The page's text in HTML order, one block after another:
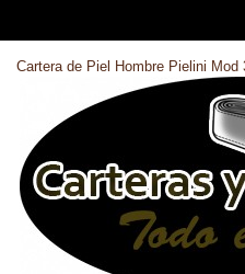
Cartera de Piel Hombre Pielini Mod